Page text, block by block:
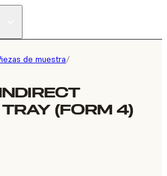
de muestra/
(FORM 4)